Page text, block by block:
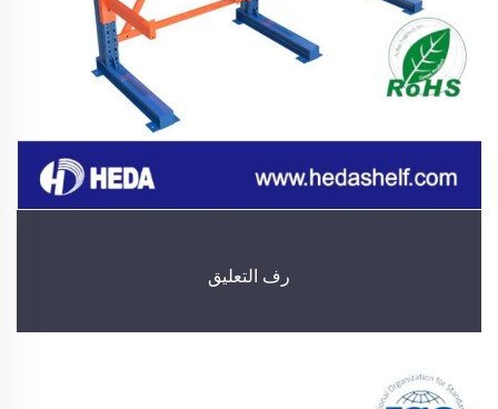
رف التعليق